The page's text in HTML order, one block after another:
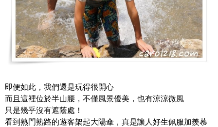
即便如此，我們還是玩得很開心
而且這裡位於半山腰，不僅風景優美，也有涼涼微風
只是幾乎沒有遮蔭處！
看到熟門熟路的遊客架起大陽傘，真是讓人好生佩服加羨慕